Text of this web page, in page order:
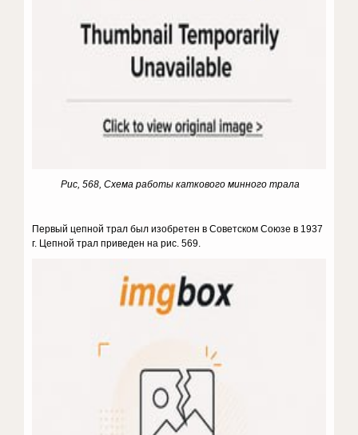
Рис, 568, Схема работы каткового минного трала
Первый цепной трал был изобретен в Советском Союзе в 1937
г. Цепной трал приведен на рис. 569.